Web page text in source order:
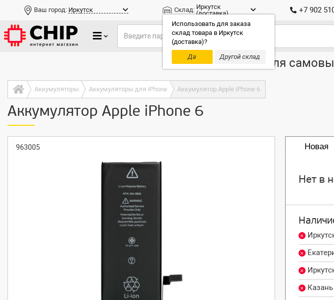
Ваш город: Иркутск Склад: Иркутск
(доставка)
Использовать для заказа
склад товара в Иркутск
(доставка)?
Да
Другой склад
+7 902
Только доставка, для
Аккумуляторы Аккумуляторы для iPhone Аккумулятор Apple iPhone 6
Аккумулятор Apple iPhone 6
963005 Новая
Нет в
Казань